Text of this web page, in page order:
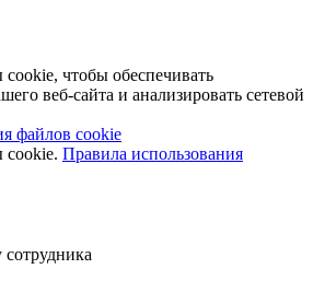
чтобы обеспечивать
веб-сайта и анализировать сетевой
файлов cookie
Правила использования